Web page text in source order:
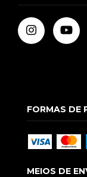
FORMAS DE
MEIOS DE